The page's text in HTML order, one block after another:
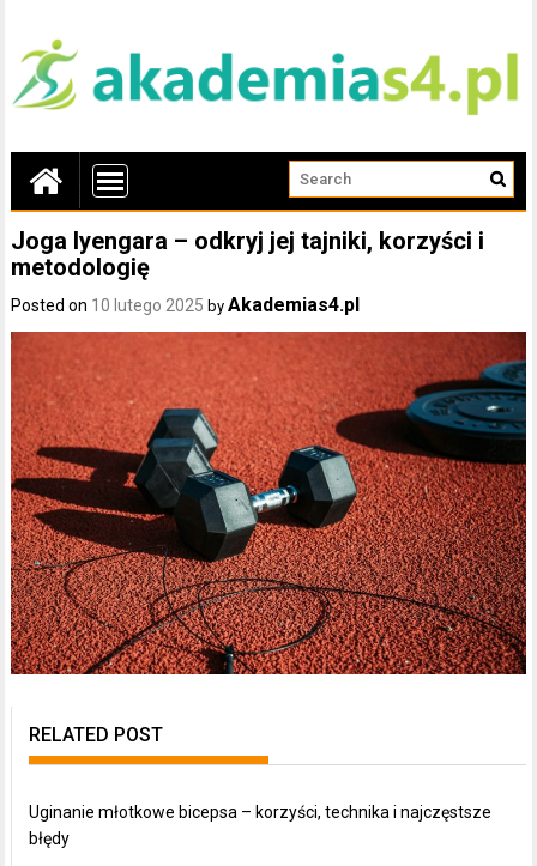
Joga Iyengara – odkryj jej tajniki, korzyści i
metodologię
Posted on 10 lutego 2025 byAkademias4.pl
RELATED POST
Uginanie młotkowe bicepsa – korzyści, technika i najczęstsze
błędy